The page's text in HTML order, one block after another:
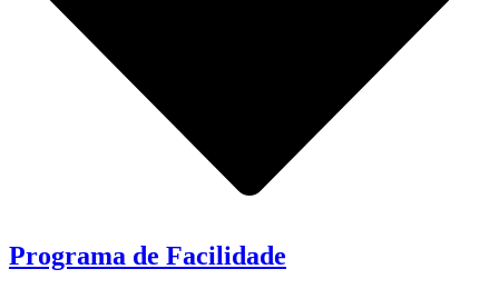
Programa de Facilidade